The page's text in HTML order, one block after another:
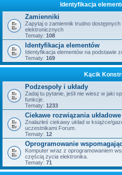
Identyfikacja
Zamienniki
Zapytaj o zamiennik trudno
elektronicznych
Tematy: 108
Identyfikacja elementów
Identyfikacja elementów na podstawie
Tematy: 169
Kącik
Podzespoły i układy
Zadaj tu pytanie, jeśli nie wiesz w jaki
funkcje.
Tematy: 1233
Ciekawe rozwiązania układowe
Znalazłeś ciekawy układ w książce/
uczestnikami Forum.
Tematy: 12
Oprogramowanie
Komputer wraz z oprogramowaniem
częścią życia elektronika.
Tematy: 71